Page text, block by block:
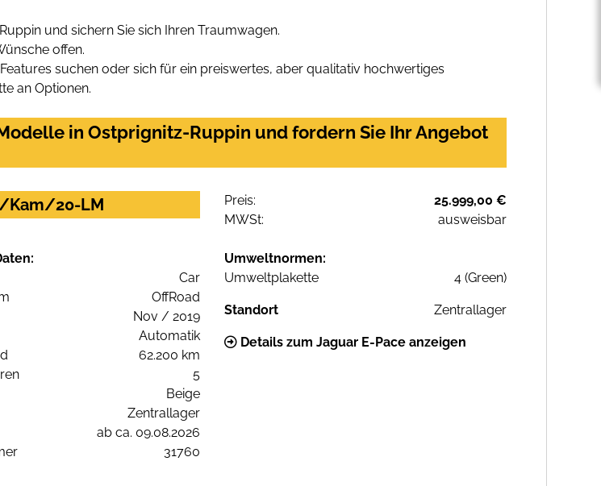
und sichern Sie sich Ihren Traumwagen.
offen.
suchen oder sich für ein preiswertes, aber qualitativ hochwertiges
an Optionen.
in Ostprignitz-Ruppin und fordern Sie Ihr Angebot
Kam/20-LM Preis:
25.999,00 €
MWSt:
ausweisbar
Car
OffRoad
Nov / 2019
Automatik
62.200 km
5
Beige
Zentrallager
ab ca. 09.08.2026
31760
Umweltnormen:
Umweltplakette
4 (Green)
Standort Zentrallager
Details zum Jaguar E-Pace anzeigen